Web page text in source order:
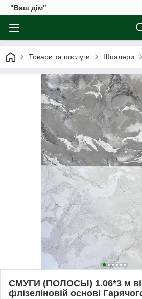
"Ваш дім"
Товари та послуги Шпалери
СМУГИ (ПОЛОСЫ) 1.06*3 м
флізеліновій основі